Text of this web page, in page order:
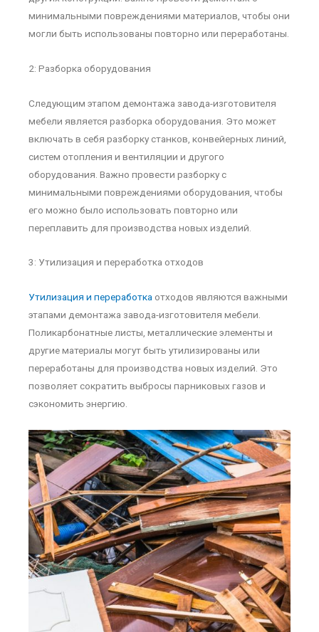
минимальными повреждениями материалов, чтобы они
могли быть использованы повторно или переработаны.
2: Разборка оборудования
Следующим этапом демонтажа завода-изготовителя
мебели является разборка оборудования. Это может
включать в себя разборку станков, конвейерных линий,
систем отопления и вентиляции и другого
оборудования. Важно провести разборку с
минимальными повреждениями оборудования, чтобы
его можно было использовать повторно или
переплавить для производства новых изделий.
3: Утилизация и переработка отходов
Утилизация и переработкаотходов являются важными
этапами демонтажа завода-изготовителя мебели.
Поликарбонатные листы, металлические элементы и
другие материалы могут быть утилизированы или
переработаны для производства новых изделий. Это
позволяет сократить выбросы парниковых газов и
сэкономить энергию.